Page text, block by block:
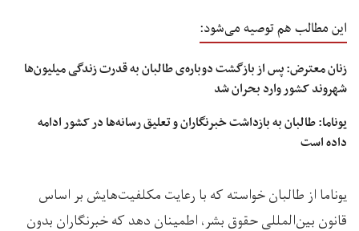
این مطالب هم توصیه می‌شود:
زنان معترض: پس از بازگشت دوباره‌ی طالبان به قدرت زندگی میلیون‌ها
شهروند کشور وارد بحران شد
یوناما: طالبان به بازداشت خبرنگاران و تعلیق رسانه‌ها در کشور ادامه
داده است
یوناما از طالبان خواسته که با رعایت مکلفیت‌هایش بر اساس
قانون بین‌المللی حقوق بشر، اطمینان دهد که خبرنگاران بدون